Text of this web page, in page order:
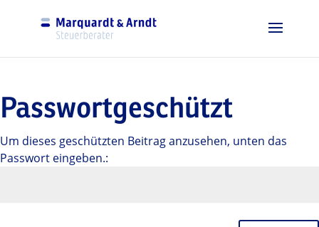
Passwortgeschützt
Um dieses geschützten Beitrag anzusehen, unten das
Passwort eingeben.: